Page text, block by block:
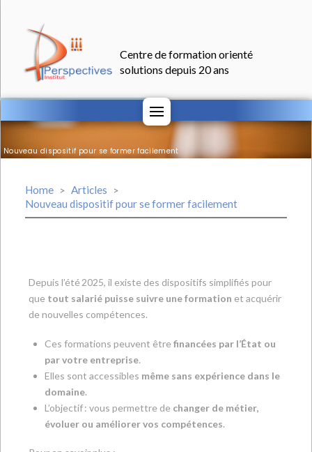
Centre de formation orienté
solutions depuis 20 ans
Nouveau dispositif pour se former facilement
Home > Articles >
Nouveau dispositif pour se former facilement
Depuis l’été 2025, il existe des dispositifs simplifiés pour
que tout salarié puisse suivre une formation et acquérir
de nouvelles compétences.
Ces formations peuvent êtrefinancées par l’État ou
par votre entreprise.
Elles sont accessibles même sans expérience dans le
domaine.
L’objectif : vous permettre de changer de métier,
évoluer ou améliorer vos compétences.